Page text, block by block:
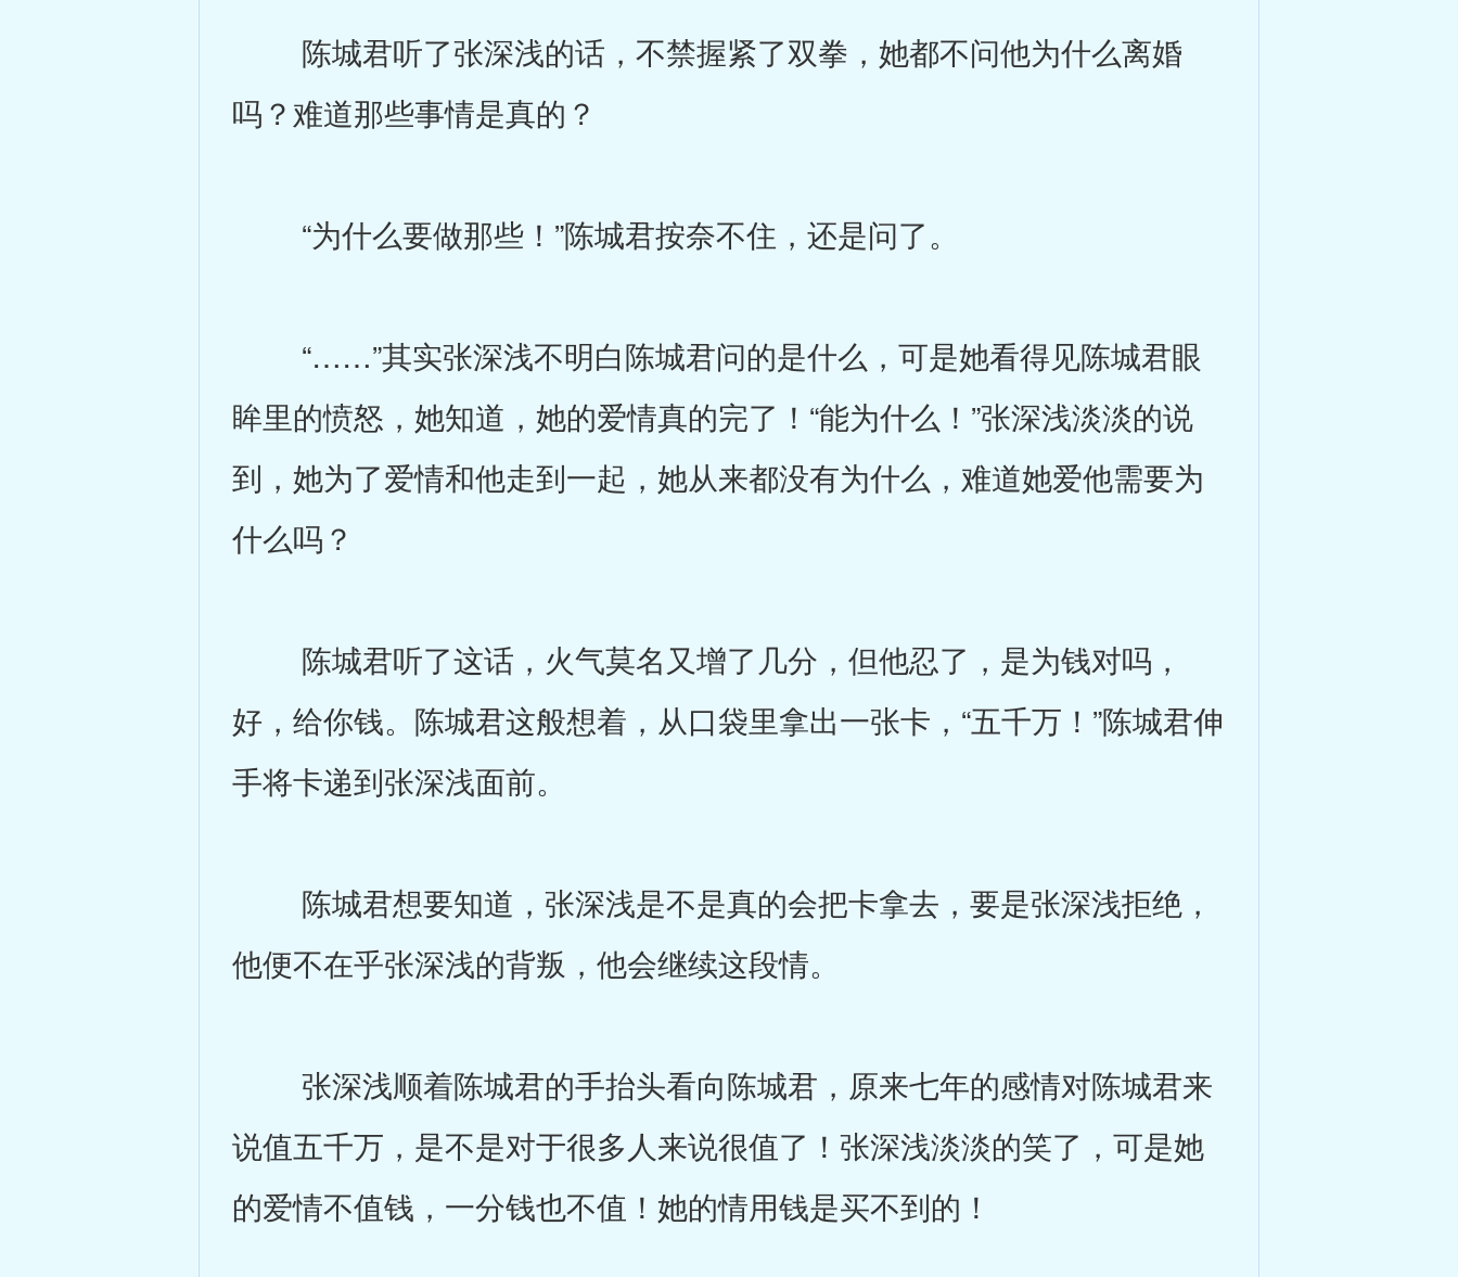
陈城君听了张深浅的话，不禁握紧了双拳，她都不问他为什么离婚
吗？难道那些事情是真的？
“为什么要做那些！”陈城君按奈不住，还是问了。
“……”其实张深浅不明白陈城君问的是什么，可是她看得见陈城君眼
眸里的愤怒，她知道，她的爱情真的完了！“能为什么！”张深浅淡淡的说
到，她为了爱情和他走到一起，她从来都没有为什么，难道她爱他需要为
什么吗？
陈城君听了这话，火气莫名又增了几分，但他忍了，是为钱对吗，
好，给你钱。陈城君这般想着，从口袋里拿出一张卡，“五千万！”陈城君伸
手将卡递到张深浅面前。
陈城君想要知道，张深浅是不是真的会把卡拿去，要是张深浅拒绝，
他便不在乎张深浅的背叛，他会继续这段情。
张深浅顺着陈城君的手抬头看向陈城君，原来七年的感情对陈城君来
说值五千万，是不是对于很多人来说很值了！张深浅淡淡的笑了，可是她
的爱情不值钱，一分钱也不值！她的情用钱是买不到的！